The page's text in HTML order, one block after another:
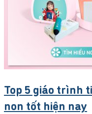
Top 5 giáo trình
non tốt hiện nay